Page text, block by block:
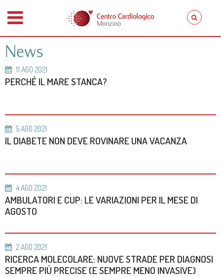
News
11 AGO 2021
PERCHÉ IL MARE STANCA?
5AGO 2021
IL DIABETE NON DEVE ROVINARE UNA VACANZA
4AGO 2021
AMBULATORI E CUP: LE VARIAZIONI PER IL MESE DI
AGOSTO
2AGO 2021
RICERCA MOLECOLARE: NUOVE STRADE PER DIAGNOSI
SEMPRE PIÙ PRECISE (E SEMPRE MENO INVASIVE)